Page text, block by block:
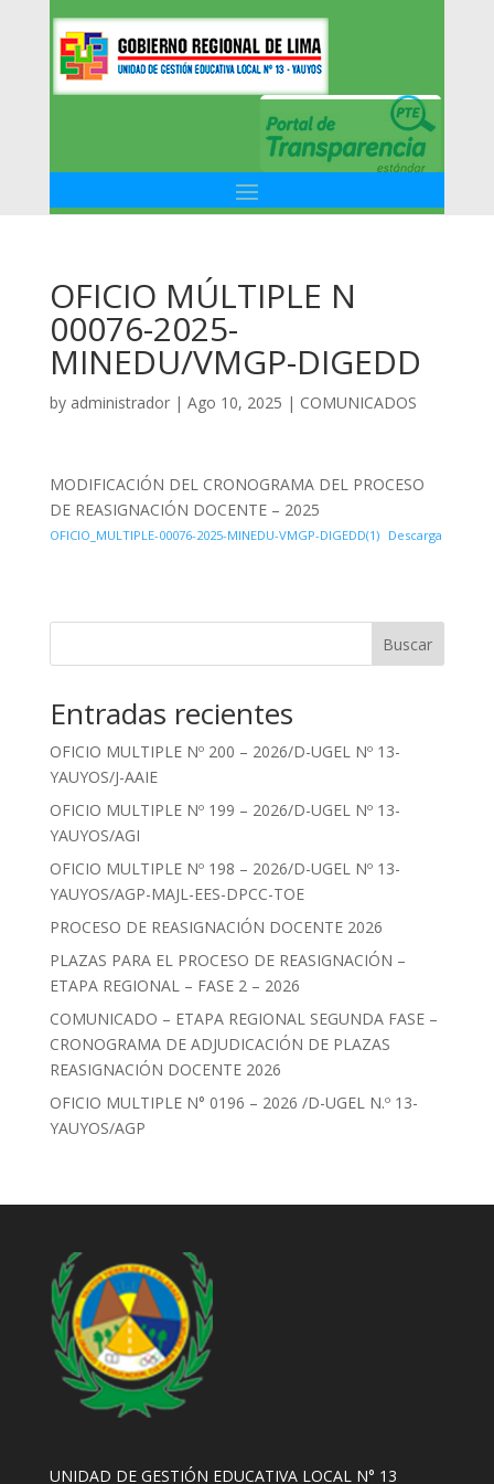
OFICIO MÚLTIPLE N
00076-2025-
MINEDU/VMGP-DIGEDD
by administrador| Ago 10, 2025 | COMUNICADOS
MODIFICACIÓN DEL CRONOGRAMA DEL PROCESO
DE REASIGNACIÓN DOCENTE – 2025
OFICIO_MULTIPLE-00076-2025-MINEDU-VMGP-DIGEDD(1) Descarga
Buscar
Entradas recientes
OFICIO MULTIPLE Nº 200 – 2026/D-UGEL Nº 13-
YAUYOS/J-AAIE
OFICIO MULTIPLE Nº 199 – 2026/D-UGEL Nº 13-
YAUYOS/AGI
OFICIO MULTIPLE Nº 198 – 2026/D-UGEL Nº 13-
YAUYOS/AGP-MAJL-EES-DPCC-TOE
PROCESO DE REASIGNACIÓN DOCENTE 2026
PLAZAS PARA EL PROCESO DE REASIGNACIÓN –
ETAPA REGIONAL – FASE 2 – 2026
COMUNICADO – ETAPA REGIONAL SEGUNDA FASE –
CRONOGRAMA DE ADJUDICACIÓN DE PLAZAS
REASIGNACIÓN DOCENTE 2026
OFICIO MULTIPLE N° 0196 – 2026 /D-UGEL N.º 13-
YAUYOS/AGP
UNIDAD DE GESTIÓN EDUCATIVA LOCAL N° 13